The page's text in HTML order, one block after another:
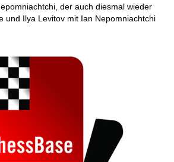
der auch diesmal wieder
und Ilya Levitov mit Ian Nepomniachtchi